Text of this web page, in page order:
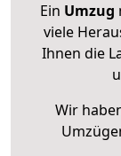
Ein Umzug
viele
Ihnen die
Wir